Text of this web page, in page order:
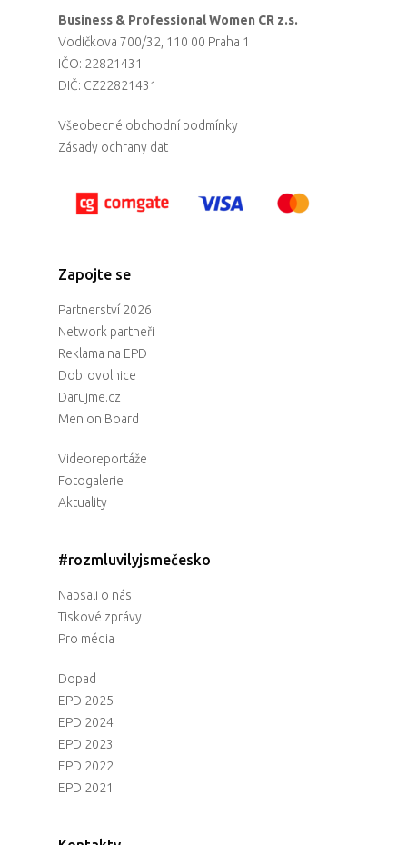
Business & Professional Women CR z.s.
Vodičkova 700/32, 110 00 Praha 1
IČO: 22821431
DIČ: CZ22821431
Všeobecné obchodní podmínky
Zásady ochrany dat
Zapojte se
Partnerství 2026
Network partneři
Reklama na EPD
Dobrovolnice
Darujme.cz
Men on Board
Videoreportáže
Fotogalerie
Aktuality
#rozmluvilyjsmečesko
Napsali o nás
Tiskové zprávy
Pro média
Dopad
EPD 2025
EPD 2024
EPD 2023
EPD 2022
EPD 2021
Welcome to
Impact